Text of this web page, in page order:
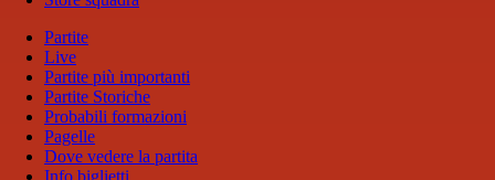
Partite
Live
Partite più importanti
Partite Storiche
Probabili formazioni
Pagelle
Dove vedere la partita